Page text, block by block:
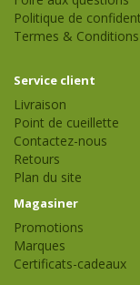
Politique de
Termes & Conditions
Service client
Livraison
Point de cueillette
Contactez-nous
Retours
Plan du site
Magasiner
Promotions
Marques
Certificats-cadeaux